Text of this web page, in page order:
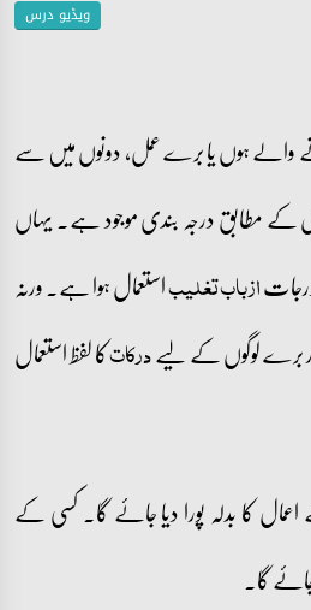
ویڈیو درس
ہوں یا برے عمل، دونوں میں سے
مطابق درجہ بندی موجود ہے۔ یہاں
از باب تغلیباستعمال ہوا ہے۔ ورنہ
برے لوگوں کے لیےدرکاتکا لفظ استعمال
کا بدلہ پورا دیا جائے گا۔ کسی کے
جائے گا۔